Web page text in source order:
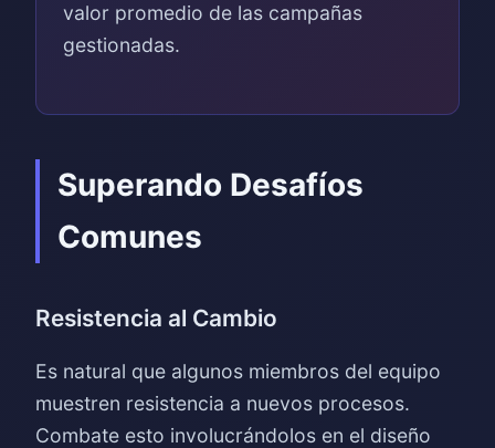
valor promedio de las campañas
gestionadas.
Superando Desafíos
Comunes
Resistencia al Cambio
Es natural que algunos miembros del equipo
muestren resistencia a nuevos procesos.
Combate esto involucrándolos en el diseño